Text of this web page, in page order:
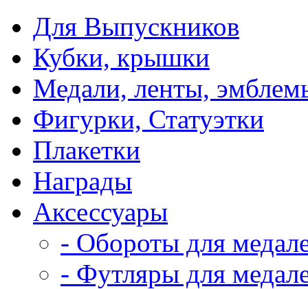
Для Выпускников
Кубки, крышки
Медали, ленты,
Фигурки, Статуэтки
Плакетки
Награды
Аксессуары
- Обороты для
- Футляры для